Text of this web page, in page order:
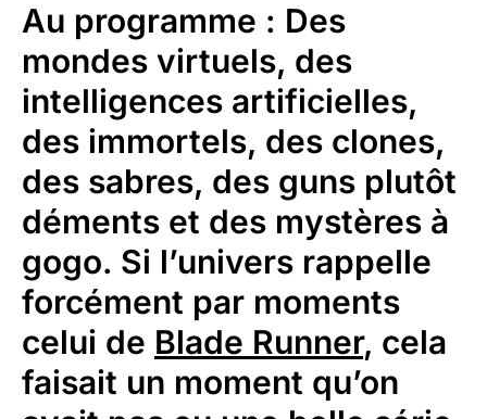
Au programme : Des
mondes virtuels, des
intelligences artificielles,
des immortels, des clones,
des sabres, des guns plutôt
déments et des mystères à
gogo. Si l’univers rappelle
forcément par moments
celui de Blade Runner, cela
faisait un moment qu’on